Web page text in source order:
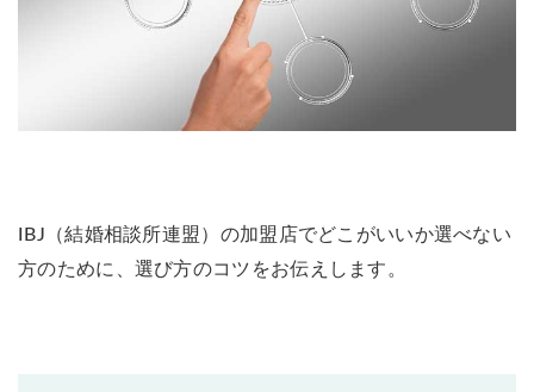
IBJ（結婚相談所連盟）の加盟店でどこがいいか選べない
方のために、選び方のコツをお伝えします。